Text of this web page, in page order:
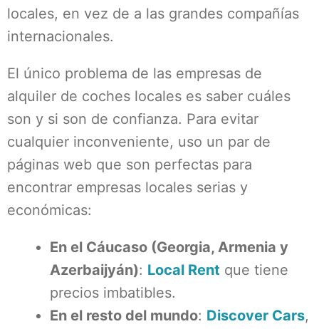
locales, en vez de a las grandes compañías
internacionales.
El único problema de las empresas de
alquiler de coches locales es saber cuáles
son y si son de confianza. Para evitar
cualquier inconveniente, uso un par de
páginas web que son perfectas para
encontrar empresas locales serias y
económicas:
En el Cáucaso (Georgia, Armenia y
Azerbaijyán): Local Rent que tiene
precios imbatibles.
En el resto del mundo: Discover Cars,